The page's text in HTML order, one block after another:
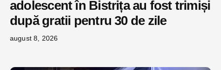
adolescent în Bistrița au fost trimiși
după gratii pentru 30 de zile
august 8, 2026